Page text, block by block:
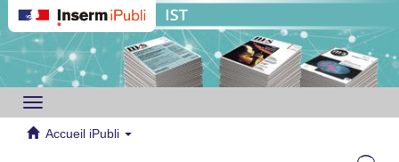
Toggle
navigation
Accueil iPubli